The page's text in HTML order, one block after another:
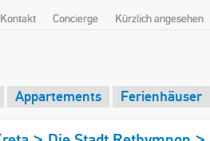
Kontakt Concierge Kürzlich angesehen
Appartements Ferienhäuser